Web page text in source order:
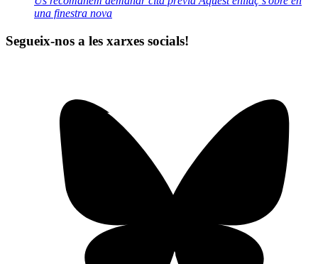
una finestra nova
Segueix-nos a les xarxes socials!